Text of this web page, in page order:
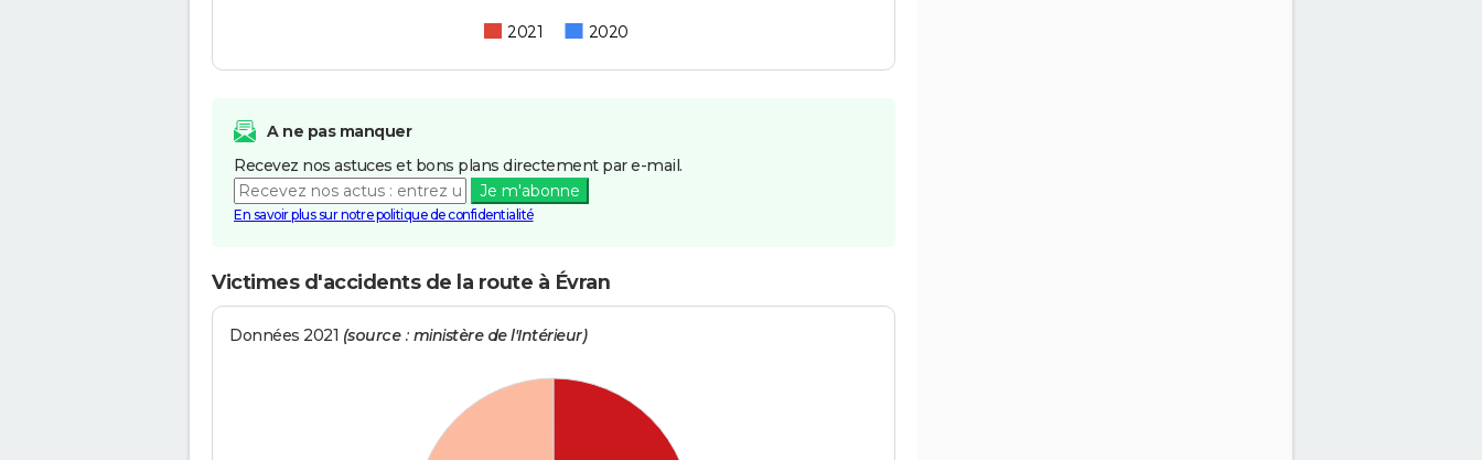
2021 2020
A ne pas manquer
Recevez nos astuces et bons plans directement par e-mail.
Je m'abonne
En savoir plus sur notre politique de confidentialité
Victimes d'accidents de la route à Évran
Données 2021 (source : ministère de l'Intérieur)